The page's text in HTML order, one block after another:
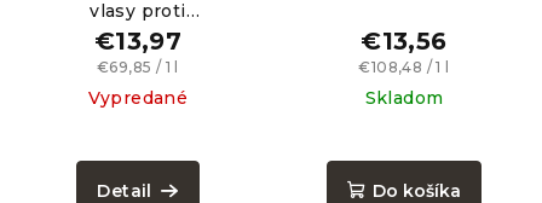
vlasy proti
krepovateniu, 200ml
€13,97
Jednotková
cena:
€69,85 / 1 l
Vypredané
hodnotenie
produktu
Detail
€13,56
Jednotková
cena:
€108,48 / 1 l
Skladom
Do košíka